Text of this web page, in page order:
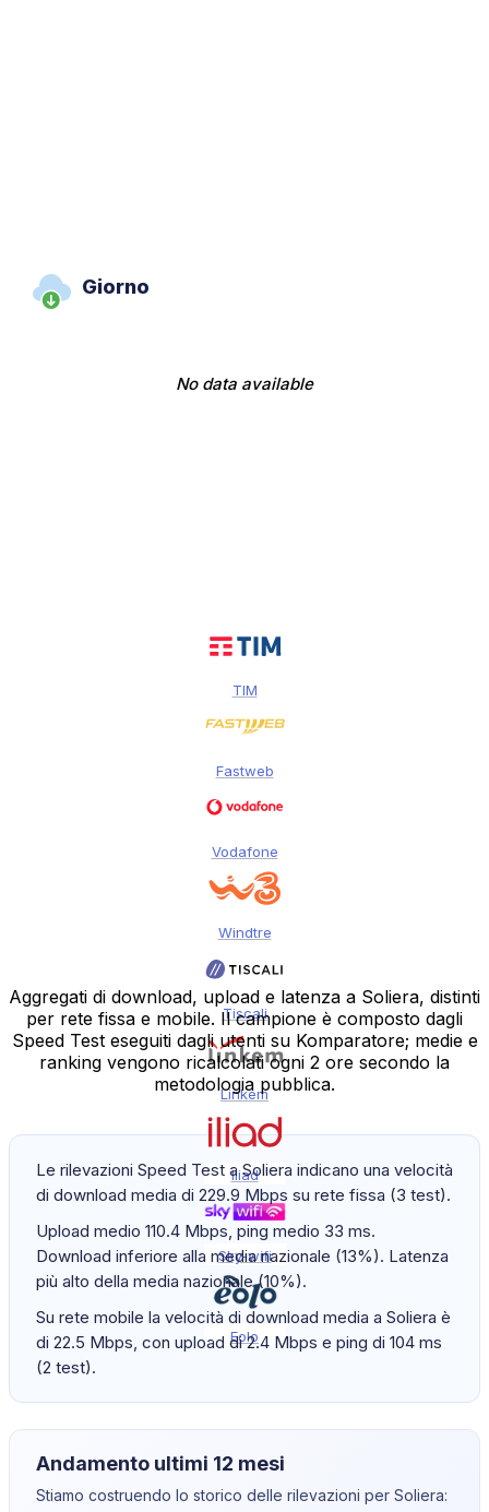
Giorno
No data available
TIM
Fastweb
Vodafone
Windtre
Tiscali
Linkem
Iliad
Sky-wifi
Eolo
Aggregati di download, upload e latenza a Soliera, distinti
per rete fissa e mobile. Il campione è composto dagli
Speed Test eseguiti dagli utenti su Komparatore; medie e
ranking vengono ricalcolati ogni 2 ore secondo la
metodologia pubblica.
Le rilevazioni Speed Test a Soliera indicano una velocità
di download media di 229.9 Mbps su rete fissa (3 test).
Upload medio 110.4 Mbps, ping medio 33 ms.
Download inferiore alla media nazionale (13%). Latenza
più alto della media nazionale (10%).
Su rete mobile la velocità di download media a Soliera è
di 22.5 Mbps, con upload di 2.4 Mbps e ping di 104 ms
(2 test).
Andamento ultimi 12 mesi
Stiamo costruendo lo storico delle rilevazioni per Soliera: